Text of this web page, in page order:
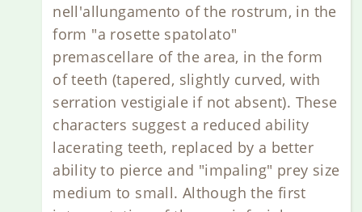
nell'allungamento of the rostrum, in the
form "a rosette spatolato"
premascellare of the area, in the form
of teeth (tapered, slightly curved, with
serration vestigiale if not absent). These
characters suggest a reduced ability
lacerating teeth, replaced by a better
ability to pierce and "impaling" prey size
medium to small. Although the first